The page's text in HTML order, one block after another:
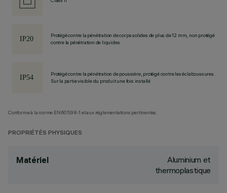
Protégé contre la pénétration de corps solides de plus de 12 mm, non protégé
contre la pénétration de liquides.
Protégé contre la pénétration de poussière, protégé contre les éclaboussures.
Sur la partie visible du produit une fois installé
Conforme à la norme EN60598-1 et aux réglementations pertinentes.
PROPRIÉTÉS PHYSIQUES
Matériel
Aluminium et
thermoplastique